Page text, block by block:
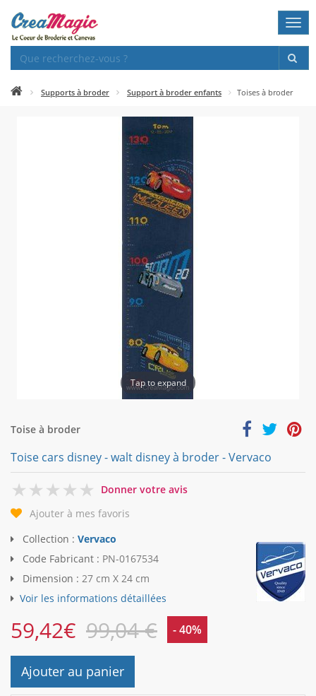
Supports à broder Support à broder enfants Toises à broder
Tap to expand
Toise à broder
Toise cars disney - walt disney à broder - Vervaco
0
Donner votre avis
Ajouter à mes favoris
Collection : Vervaco
Code Fabricant : PN-0167534
Dimension : 27 cm X 24 cm
Voir les informations détaillées
59,42€ 99,04 € - 40%
Ajouter au panier